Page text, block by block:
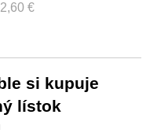
€
si kupuje
lístok